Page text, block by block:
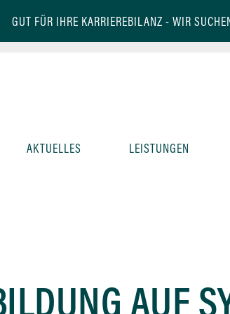
GUT FÜR IHRE KARRIEREBILANZ - WIR
AKTUELLES LEISTUNGEN